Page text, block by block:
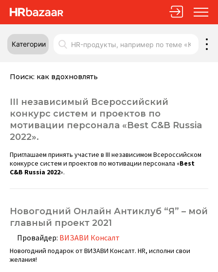
Категории
Поиск: как вдохновлять
III независимый Всероссийский
конкурс систем и проектов по
мотивации персонала «Best C&B Russia
2022».
Приглашаем принять участие в III независимом Всероссийском
конкурсе систем и проектов по мотивации персонала «Best
C&B Russia 2022».
Новогодний Онлайн Антиклуб “Я” – мой
главный проект 2021
Провайдер: ВИЗАВИ Консалт
Новогодний подарок от ВИЗАВИ Консалт. HR, исполни свои
желания!